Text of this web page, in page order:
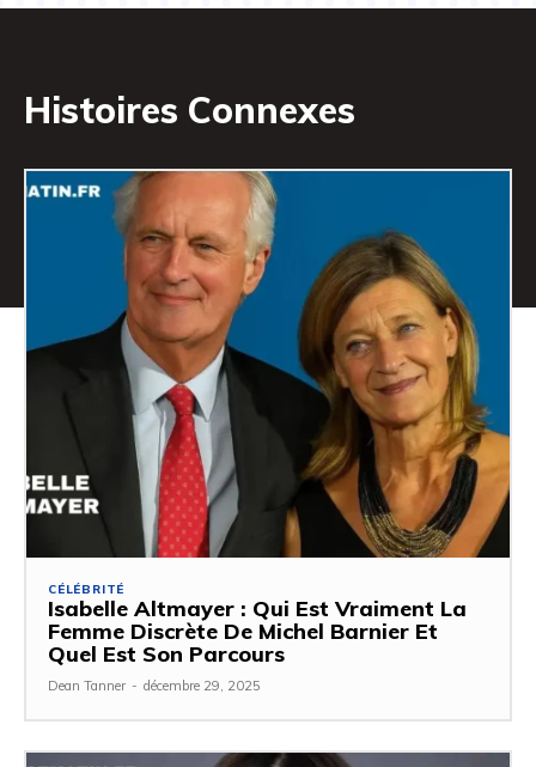
Histoires Connexes
CÉLÉBRITÉ
Isabelle Altmayer : Qui Est Vraiment La
Femme Discrète De Michel Barnier Et
Quel Est Son Parcours
Dean Tanner - décembre 29, 2025